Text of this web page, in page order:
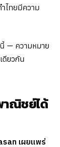
ไทยมีความ
— ความหมาย
ดียวกัน
าณิชย์ได้
เผยแพร่